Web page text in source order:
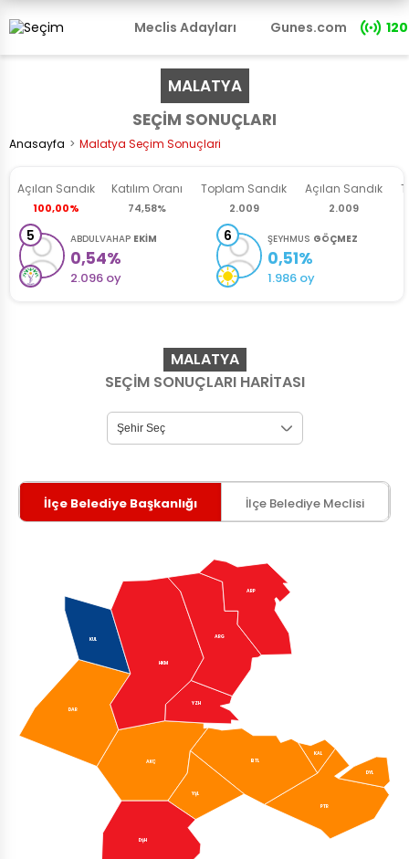
Meclis Adayları Gunes.com 120
MALATYA
SEÇİM SONUÇLARI
Anasayfa Malatya Seçim Sonuçlari
Açılan Sandık
100,00%
Katılım Oranı
74,58%
Toplam Sandık
2.009
Açılan Sandık
2.009
5 ABDULVAHAP EKİM
0,54%
2.096 oy
6 ŞEYHMUS GÖÇMEZ
0,51%
1.986 oy
MALATYA
SEÇİM SONUÇLARI HARİTASI
İlçe Belediye Başkanlığı İlçe Belediye Meclisi
PTR
DYL
KAL
BTL
AKÇ
YŞL
DŞH
DAR
YZH
KUL
HKM
ARG
ARP